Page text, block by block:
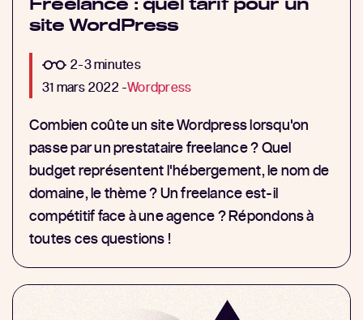
Freelance : quel tarif pour un
site WordPress
2-3 minutes
31 mars 2022 -Wordpress
Combien coûte un site Wordpress lorsqu'on
passe par un prestataire freelance ? Quel
budget représentent l'hébergement, le nom de
domaine, le thème ? Un freelance est-il
compétitif face à une agence ? Répondons à
toutes ces questions !